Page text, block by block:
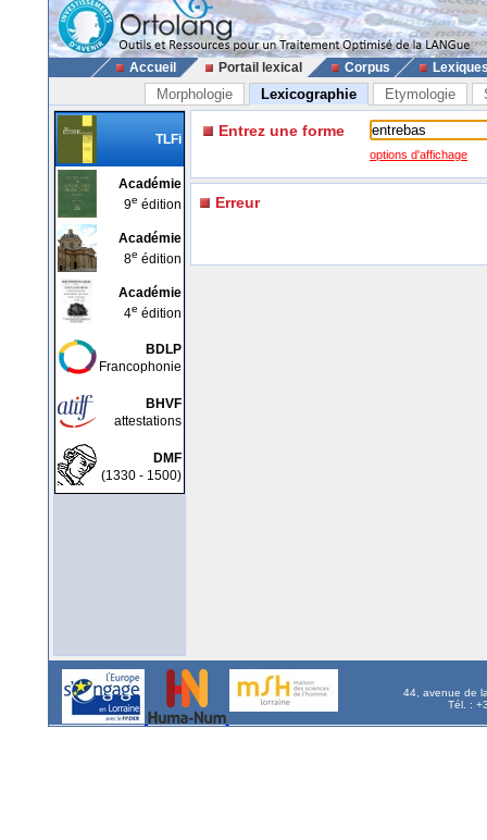
Accueil Portail lexical Corpus
Morphologie Lexicographie Etymologie
TLFi
Académie
9e édition
Académie
8e édition
Académie
4e édition
BDLP
Francophonie
BHVF
attestations
DMF
(1330 - 1500)
Entrez une forme
options d'affichage
Erreur
44, avenue de
Tél. :